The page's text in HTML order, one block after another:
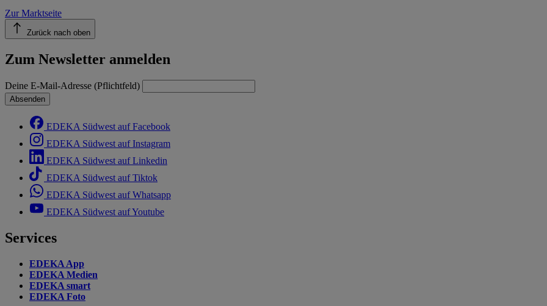
Zur Marktseite
Zurück nach oben
Zum Newsletter anmelden
Deine E-Mail-Adresse (Pflichtfeld)
Absenden
EDEKA Südwest auf Facebook
EDEKA Südwest auf Instagram
EDEKA Südwest auf Linkedin
EDEKA Südwest auf Tiktok
EDEKA Südwest auf Whatsapp
EDEKA Südwest auf Youtube
Services
EDEKA App
EDEKA Medien
EDEKA smart
EDEKA Foto